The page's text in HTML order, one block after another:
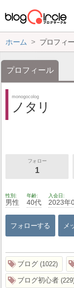
ホーム プロフィ
プロフィール
monogocolog
ノタリ
フォロー
1
性別
男性
年齢
40代
入会日
2023年
フォローする メ
ブログ 1022
ブログ初心者 229